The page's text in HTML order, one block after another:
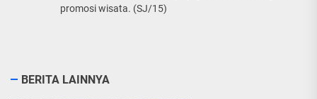
promosi wisata. (SJ/15)
BERITA LAINNYA